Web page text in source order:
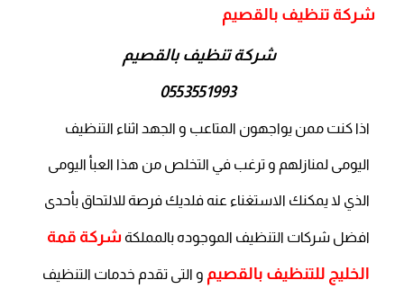
شركة تنظيف بالقصيم
شركة تنظيف بالقصيم
0553551993
اذا كنت ممن يواجهون المتاعب و الجهد اثناء التنظيف
اليومى لمنازلهم و ترغب في التخلص من هذا العبأ اليومى
الذي لا يمكنك الاستغناء عنه فلديك فرصة للالتحاق بأحدى
افضل شركات التنظيف الموجوده بالمملكة شركة قمة
الخليج للتنظيف بالقصيم و التى تقدم خدمات التنظيف